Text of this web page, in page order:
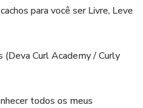
para você ser Livre, Leve
(Deva Curl Academy / Curly
todos os meus